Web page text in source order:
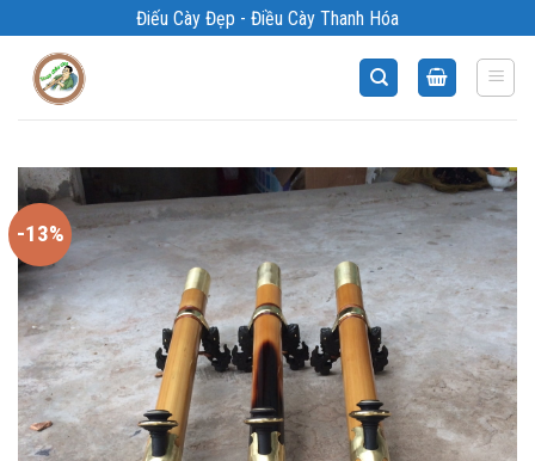
qua
Điếu Cày Đẹp - Điều Cày Thanh Hóa
-13%